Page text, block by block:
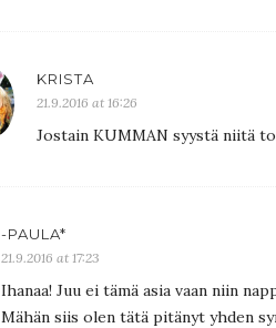
KRISTA
21.9.2016 at 16:26
Jostain KUMMAN syystä niitä
-PAULA*
21.9.2016 at 17:23
Ihanaa! Juu ei tämä asia vaan niin
Mähän siis olen tätä pitänyt yhden